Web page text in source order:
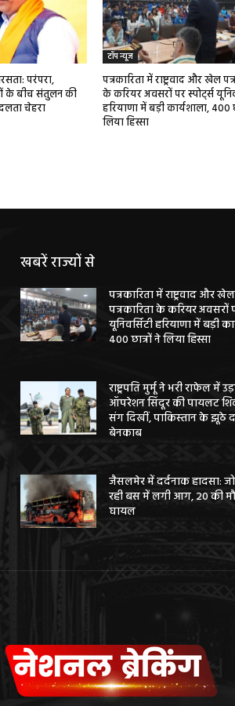
परंपरा,
के बीच संतुलन की
चेहरा
टॉप न्यूज
पत्रकारिता में राष्ट्रवाद और खेल
के करियर अवसरों पर स्पोर्ट्स
हरियाणा में बड़ी कार्यशाला, 400
लिया हिस्सा
खबरें राज्यों से
पत्रकारिता में राष्ट्रवाद और खेल
पत्रकारिता के करियर अवसरों
यूनिवर्सिटी हरियाणा में बड़ी
400 छात्रों ने लिया हिस्सा
राष्ट्रपति मुर्मू ने भरी राफेल में
ऑपरेशन सिंदूर की पायलट
संग दिखीं, पाकिस्तान के झूठे
बेनकाब
जैसलमेर में दर्दनाक हादसा:
रही बस में लगी आग, 20 की
घायल